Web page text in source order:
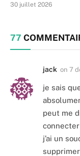
30 juillet 2026
77
jack on 7
je sais
peut me
connecter
j’ai un